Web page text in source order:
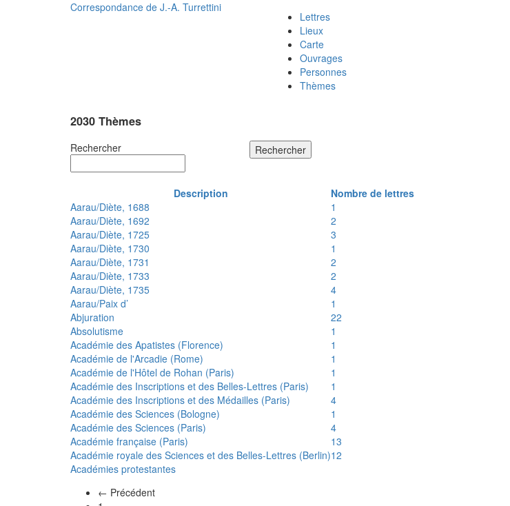
Correspondance de J.-A. Turrettini
Lettres
Lieux
Carte
Ouvrages
Personnes
Thèmes
2030 Thèmes
Rechercher Rechercher
Description
Nombre de lettres
Aarau/Diète, 1688
1
Aarau/Diète, 1692
2
Aarau/Diète, 1725
3
Aarau/Diète, 1730
1
Aarau/Diète, 1731
2
Aarau/Diète, 1733
2
Aarau/Diète, 1735
4
Aarau/Paix d’
1
Abjuration
22
Absolutisme
1
Académie des Apatistes (Florence)
1
Académie de l'Arcadie (Rome)
1
Académie de l'Hôtel de Rohan (Paris)
1
Académie des Inscriptions et des Belles-Lettres (Paris)
1
Académie des Inscriptions et des Médailles (Paris)
4
Académie des Sciences (Bologne)
1
Académie des Sciences (Paris)
4
Académie française (Paris)
13
Académie royale des Sciences et des Belles-Lettres (Berlin)12
Académies protestantes
← Précédent